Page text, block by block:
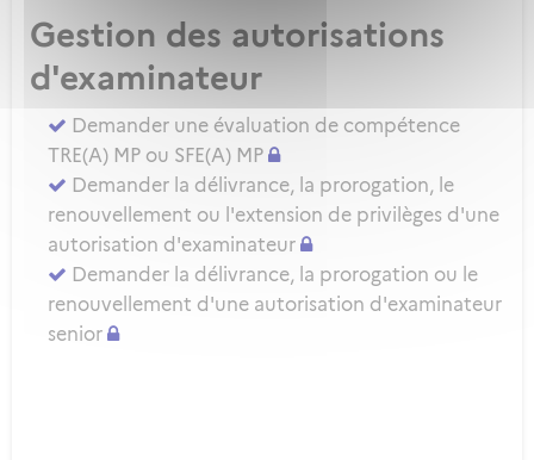
Gestion des autorisations
d'examinateur
Demander une évaluation de compétence
TRE(A) MP ou SFE(A) MP
Demander la délivrance, la prorogation, le
renouvellement ou l'extension de privilèges d'une
autorisation d'examinateur
Demander la délivrance, la prorogation ou le
renouvellement d'une autorisation d'examinateur
senior